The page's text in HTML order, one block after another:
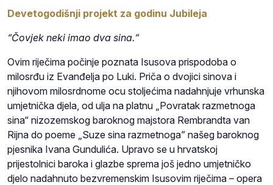
Devetogodišnji projekt za godinu Jubileja
“Čovjek neki imao dva sina.“
Ovim riječima počinje poznata Isusova prispodoba o
milosrđu iz Evanđelja po Luki. Priča o dvojici sinova i
njihovom milosrdnome ocu stoljećima nadahnjuje vrhunska
umjetnička djela, od ulja na platnu „Povratak razmetnoga
sina“ nizozemskog baroknog majstora Rembrandta van
Rijna do poeme „Suze sina razmetnoga” našeg baroknog
pjesnika Ivana Gundulića. Upravo se u hrvatskoj
prijestolnici baroka i glazbe sprema još jedno umjetničko
djelo nadahnuto bezvremenskim Isusovim riječima – opera